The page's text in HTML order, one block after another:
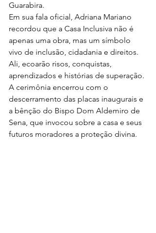
Guarabira.
Em sua fala oficial, Adriana Mariano
recordou que a Casa Inclusiva não é
apenas uma obra, mas um símbolo
vivo de inclusão, cidadania e direitos.
Ali, ecoarão risos, conquistas,
aprendizados e histórias de superação.
A cerimônia encerrou com o
descerramento das placas inaugurais e
a bênção do Bispo Dom Aldemiro de
Sena, que invocou sobre a casa e seus
futuros moradores a proteção divina.